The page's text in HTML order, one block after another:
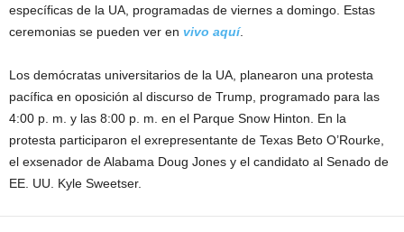
específicas de la UA, programadas de viernes a domingo. Estas
ceremonias se pueden ver en vivo aquí.
Los demócratas universitarios de la UA, planearon una protesta
pacífica en oposición al discurso de Trump, programado para las
4:00 p. m. y las 8:00 p. m. en el Parque Snow Hinton. En la
protesta participaron el exrepresentante de Texas Beto O’Rourke,
el exsenador de Alabama Doug Jones y el candidato al Senado de
EE. UU. Kyle Sweetser.